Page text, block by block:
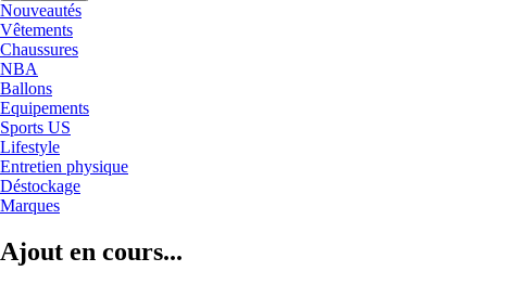
Nouveautés
Vêtements
Chaussures
NBA
Ballons
Equipements
Sports US
Lifestyle
Entretien physique
Déstockage
Marques
Ajout en cours...